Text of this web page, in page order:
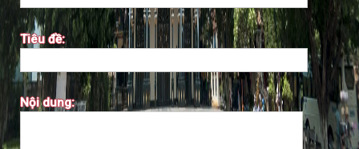
Tiêu đề:
Nội dung: